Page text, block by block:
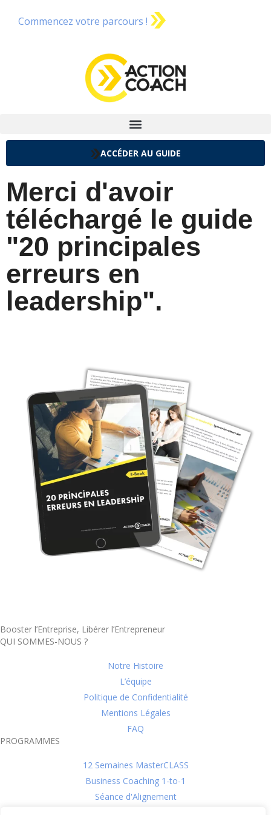
Commencez votre parcours !
ACCÉDER AU GUIDE
Merci d'avoir
téléchargé le guide
"20 principales
erreurs en
leadership".
Booster l’Entreprise, Libérer l’Entrepreneur
QUI SOMMES-NOUS ?
Notre Histoire
L’équipe
Politique de Confidentialité
Mentions Légales
FAQ
PROGRAMMES
12 Semaines MasterCLASS
Business Coaching 1-to-1
Séance d'Alignement